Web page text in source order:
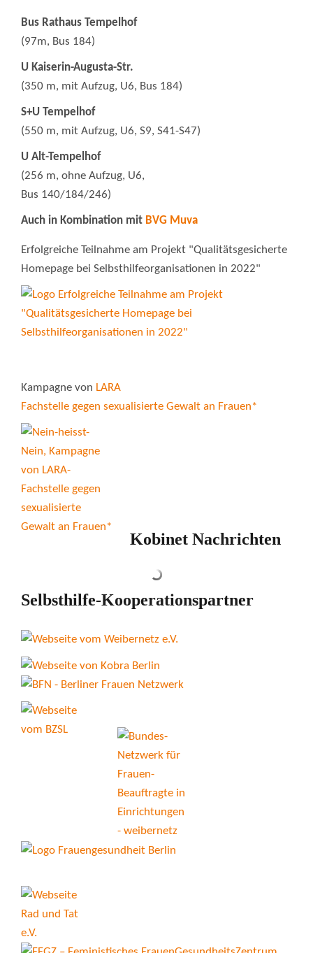
Bus Rathaus Tempelhof
(97m, Bus 184)
U Kaiserin-Augusta-Str.
(350 m, mit Aufzug, U6, Bus 184)
S+U Tempelhof
(550 m, mit Aufzug, U6, S9, S41-S47)
U Alt-Tempelhof
(256 m, ohne Aufzug, U6,
Bus 140/184/246)
Auch in Kombination mit BVG Muva
Erfolgreiche Teilnahme am Projekt "Qualitätsgesicherte
Homepage bei Selbsthilfeorganisationen in 2022"
Kampagne von LARA
Fachstelle gegen sexualisierte Gewalt an Frauen*
Kobinet Nachrichten
Selbsthilfe-Kooperationspartner